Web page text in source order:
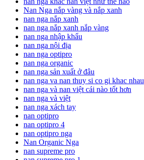
Nan Nga nắp vàng và nắp xanh
nan nga nắp xanh
nan nga nắp xanh nắp vàng
nan nga nhập khẩu
nan nga nội địa
nan nga optipro
nan nga organic
nan nga sản xuất ở đâu
nan nga va nan thuy si co gi khac nhau
nan nga và nan việt cái nào tốt hơn
nan nga và việt
nan nga xách tay
nan optipro
nan optipro 4
nan optipro nga
Nan Organic Nga
nan supreme pro